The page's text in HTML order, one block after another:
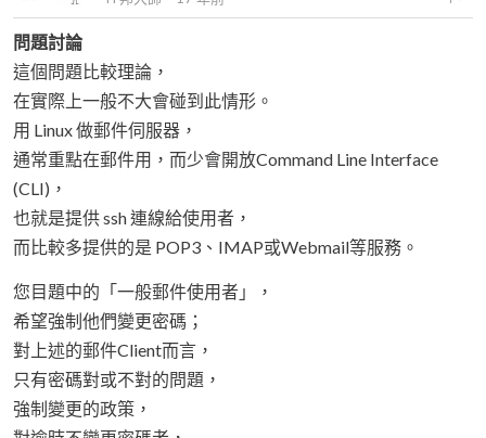
問題討論
這個問題比較理論，
在實際上一般不大會碰到此情形。
用 Linux 做郵件伺服器，
通常重點在郵件用，而少會開放Command Line Interface
(CLI)，
也就是提供 ssh 連線給使用者，
而比較多提供的是 POP3、IMAP或Webmail等服務。
您目題中的「一般郵件使用者」，
希望強制他們變更密碼；
對上述的郵件Client而言，
只有密碼對或不對的問題，
強制變更的政策，